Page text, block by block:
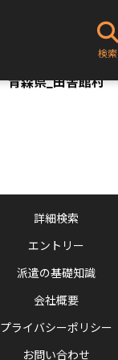
検索
青森県_田舎館村
詳細検索
エントリー
派遣の基礎知識
会社概要
プライバシーポリシー
お問い合わせ